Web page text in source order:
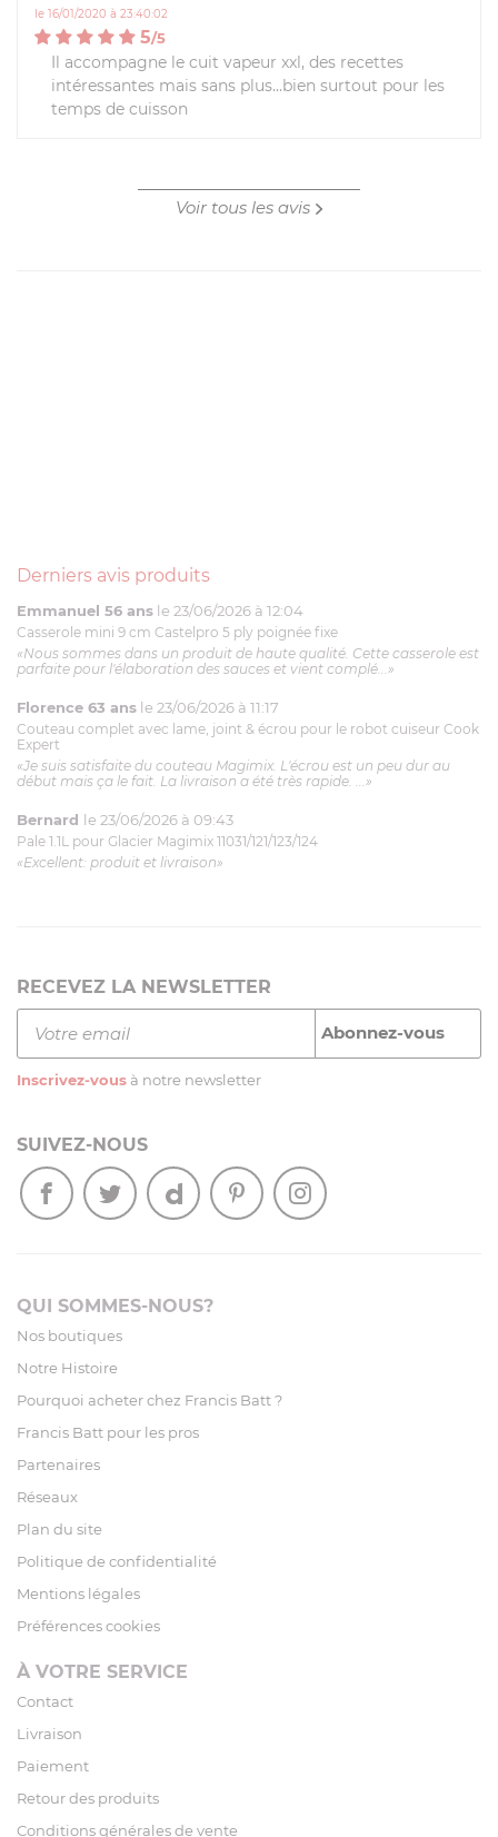
le 16/01/2020 à 23:40:02
5/5
Il accompagne le cuit vapeur xxl, des recettes
intéressantes mais sans plus...bien surtout pour les
temps de cuisson
Voir tous les avis
Derniers avis produits
Emmanuel 56 ans le 23/06/2026 à 12:04
Casserole mini 9 cm Castelpro 5 ply poignée fixe
«Nous sommes dans un produit de haute qualité. Cette casserole est
parfaite pour l'élaboration des sauces et vient complé...»
Florence 63 ans le 23/06/2026 à 11:17
Couteau complet avec lame, joint & écrou pour le robot cuiseur Cook
Expert
«Je suis satisfaite du couteau Magimix. L'écrou est un peu dur au
début mais ça le fait. La livraison a été très rapide. ...»
Bernard le 23/06/2026 à 09:43
Pale 1.1L pour Glacier Magimix 11031/121/123/124
«Excellent: produit et livraison»
RECEVEZ LA NEWSLETTER
Inscrivez-vous à notre newsletter
SUIVEZ-NOUS
QUI SOMMES-NOUS?
Nos boutiques
Notre Histoire
Pourquoi acheter chez Francis Batt ?
Francis Batt pour les pros
Partenaires
Réseaux
Plan du site
Politique de confidentialité
Mentions légales
Préférences cookies
À VOTRE SERVICE
Contact
Livraison
Paiement
Retour des produits
Conditions générales de vente